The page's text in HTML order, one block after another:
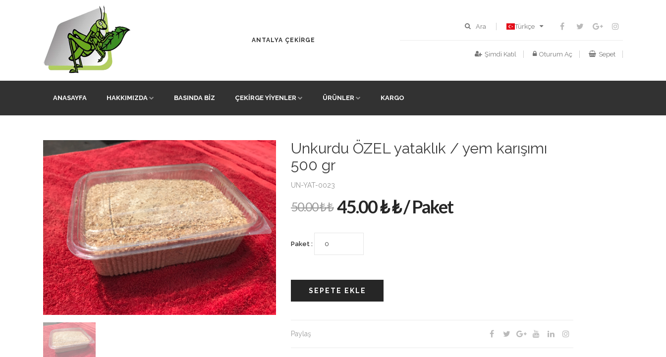
ANTALYA ÇEKİRGE
Ara Türkçe
Şimdi Katıl Oturum Aç Sepet
ANASAYFA HAKKIMIZDA BASINDA BIZ ÇEKIRGE YIYENLER ÜRÜNLER KARGO
Unkurdu ÖZEL yataklık / yem karışımı
500 gr
UN-YAT-0023
50.00 ₺ ₺ 45.00 ₺ ₺ / Paket
Paket :
SEPETE EKLE
Paylaş